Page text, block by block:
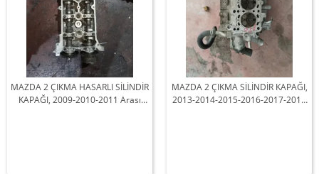
MAZDA 2 ÇIKMA HASARLI SİLİNDİR
KAPAĞI, 2009-2010-2011 Arası
MAZDA 2 ÇIKMA SİLİNDİR KAPAĞI,
2013-2014-2015-2016-2017-2018